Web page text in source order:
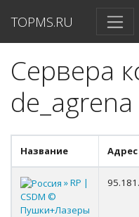
TOPMS.RU
Сервера
de_agrena
Название Адрес
» RP |
CSDM ©
Пушки+Лазеры